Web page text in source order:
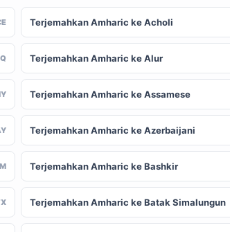
Terjemahkan Amharic ke Acholi
Terjemahkan Amharic ke Alur
Terjemahkan Amharic ke Assamese
Terjemahkan Amharic ke Azerbaijani
Terjemahkan Amharic ke Bashkir
Terjemahkan Amharic ke Batak Simalungun